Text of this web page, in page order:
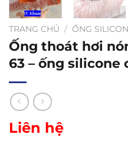
TRANG CHỦ / ỐNG
Ống thoát hơi
63 – ống silicone
Liên hệ